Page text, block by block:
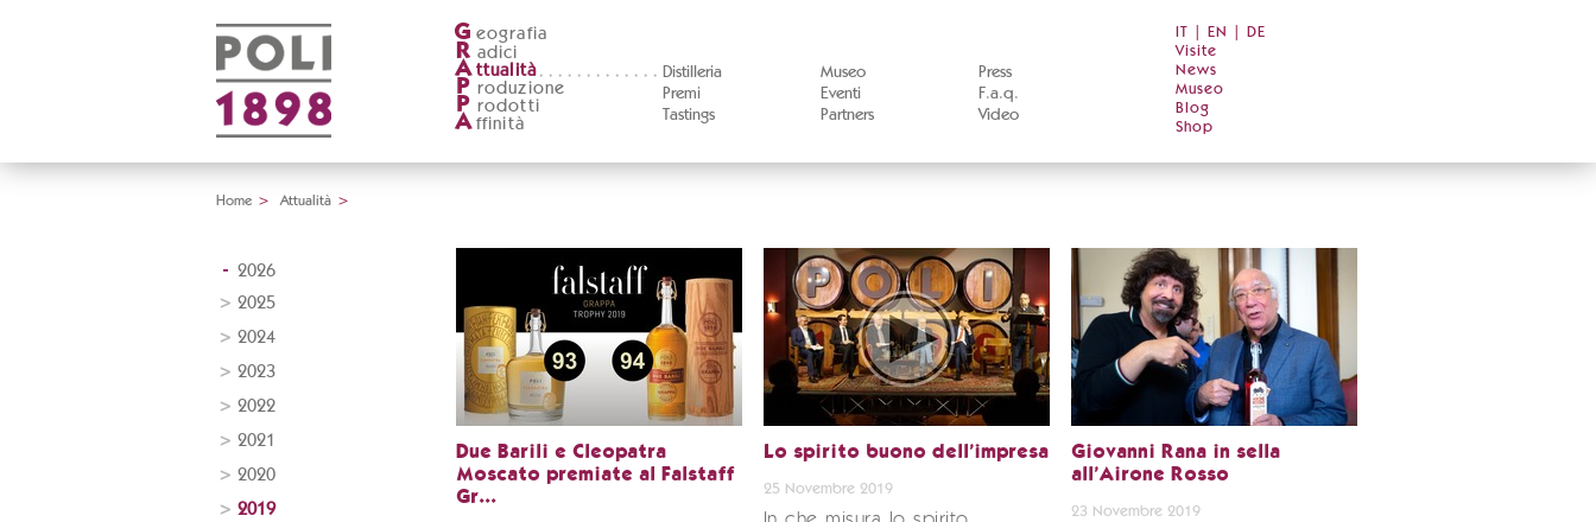
G eografia
R adici
A ttualità
Distilleria
Premi
Tastings
Museo
Eventi
Partners
Press
F.a.q.
Video
P roduzione
P rodotti
A ffinità
IT EN
DE
Visite
News
Museo
Blog
Shop
Home > Attualità >
2026
2025
2024
2023
2022
2021
2020
2019
Due Barili e Cleopatra
Moscato premiate al Falstaff
Gr...
Lo spirito buono dell’impresa
25 Novembre 2019
Giovanni Rana in sella
all’Airone Rosso
23 Novembre 2019